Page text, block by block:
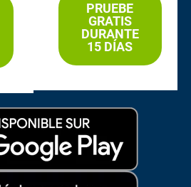
PRUEBE
GRATIS
DURANTE
15 DÍAS